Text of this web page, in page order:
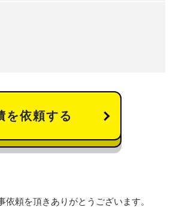
を依頼する
頼を頂きありがとうございます。